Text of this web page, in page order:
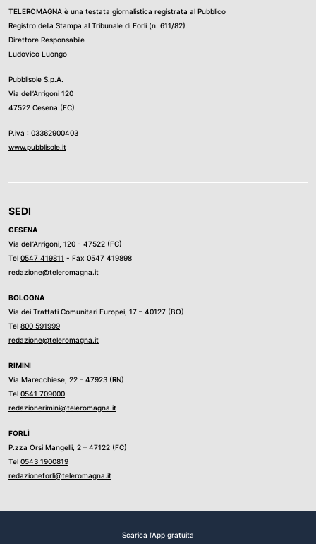
TELEROMAGNA è una testata giornalistica registrata al Pubblico
Registro della Stampa al Tribunale di Forli (n. 611/82)
Direttore Responsabile
Ludovico Luongo
Pubblisole S.p.A.
Via dell’Arrigoni 120
47522 Cesena (FC)
P.iva : 03362900403
www.pubblisole.it
SEDI
CESENA
Via dell’Arrigoni, 120 - 47522 (FC)
Tel 0547 419811 - Fax 0547 419898
redazione@teleromagna.it
BOLOGNA
Via dei Trattati Comunitari Europei, 17 – 40127 (BO)
Tel 800 591999
redazione@teleromagna.it
RIMINI
Via Marecchiese, 22 – 47923 (RN)
Tel 0541 709000
redazionerimini@teleromagna.it
FORLÌ
P.zza Orsi Mangelli, 2 – 47122 (FC)
Tel 0543 1900819
redazioneforli@teleromagna.it
Scarica l'App gratuita